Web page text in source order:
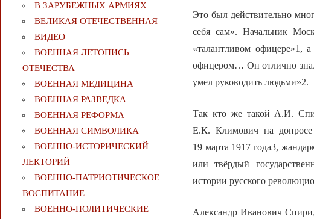
Это был действительно
себя сам». Начальник
«талантливом
офицером… Он отлично
умел руководить людьми»2.
Так кто же такой А.И.
Е.К. Климович на допросе
19 марта 1917 года3,
или твёрдый
истории русского
Александр Иванович
В ЗАРУБЕЖНЫХ АРМИЯХ
ВЕЛИКАЯ ОТЕЧЕСТВЕННАЯ
ВИДЕО
ВОЕННАЯ ЛЕТОПИСЬ
ОТЕЧЕСТВА
ВОЕННАЯ МЕДИЦИНА
ВОЕННАЯ РАЗВЕДКА
ВОЕННАЯ РЕФОРМА
ВОЕННАЯ СИМВОЛИКА
ВОЕННО-ИСТОРИЧЕСКИЙ
ЛЕКТОРИЙ
ВОЕННО-ПАТРИОТИЧЕСКОЕ
ВОСПИТАНИЕ
ВОЕННО-ПОЛИТИЧЕСКИE